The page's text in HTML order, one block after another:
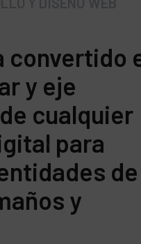
convertido
y eje
cualquier
para
de
y